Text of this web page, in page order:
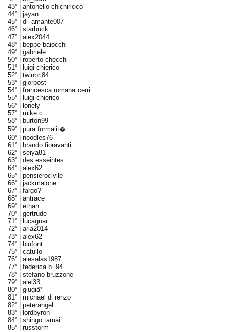
43° | antonello chichiricco
44° | jayan
45° | di_amante007
46° | starbuck
47° | alex2044
48° |
beppe baiocchi
49° | gabriele
50° | roberto checchi
51° |
luigi chierico
52° | twinbri84
53° | giorpost
54° | francesca romana cerri
55° |
luigi chierico
56° |
lonely
57° | mike c.
58° |
burton99
59° | pura formalit�
60° | noodles76
61° |
brando fioravanti
62° | seiya81
63° | des esseintes
64° | alex62
65° | pensierocivile
66° | jackmalone
67° | fargo?
68° | antrace
69° | ethan
70° | gertrude
71° |
lucaguar
72° | aria2014
73° | alex62
74° |
blufont
75° | catullo
76° | alesalas1987
77° | federica b. 94
78° | stefano bruzzone
79° | alel33
80° | giugiã¹
81° | michael di renzo
82° | peterangel
83° |
lordbyron
84° | shingo tamai
85° | russtorm